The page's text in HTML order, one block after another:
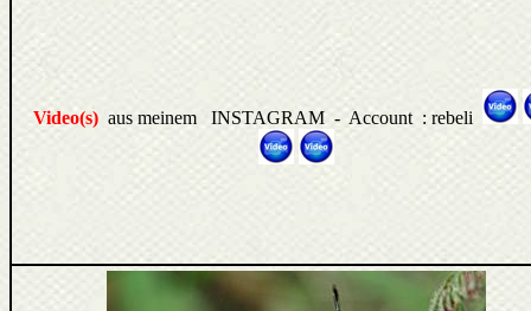
Video(s) aus meinem INSTAGRAM - Account : rebeli